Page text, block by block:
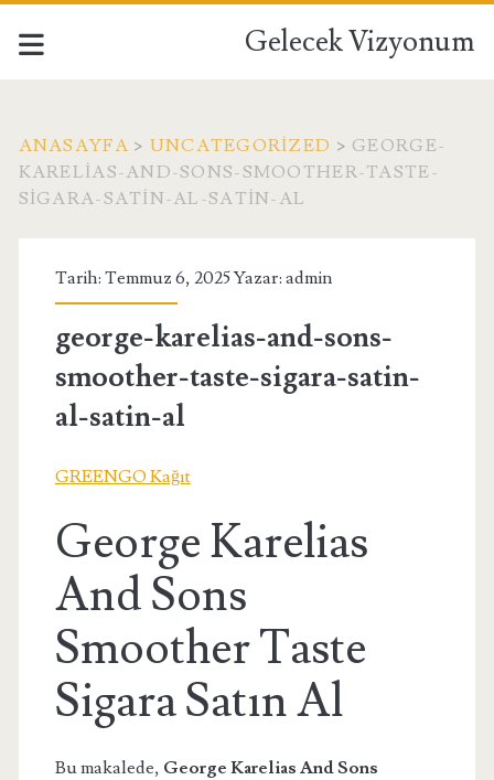
Gelecek Vizyonum
ANASAYFA > UNCATEGORIZED > GEORGE-
KARELIAS-AND-SONS-SMOOTHER-TASTE-
SIGARA-SATIN-AL-SATIN-AL
Tarih: Temmuz 6, 2025 Yazar: admin
george-karelias-and-sons-
smoother-taste-sigara-satin-
al-satin-al
GREENGO Kağıt
George Karelias
And Sons
Smoother Taste
Sigara Satın Al
Bu makalede, George Karelias And Sons